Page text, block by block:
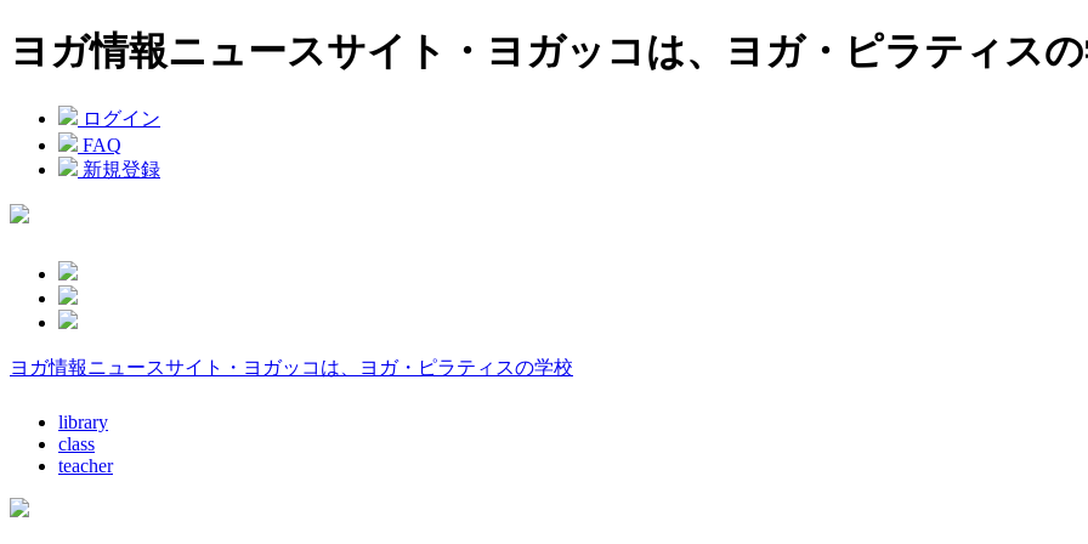
ヨガ情報ニュースサイト・ヨガッコは、ヨガ・ピラティス
ログイン
FAQ
新規登録
ヨガ情報ニュースサイト・ヨガッコは、ヨガ・ピラティスの学校
library
class
teacher